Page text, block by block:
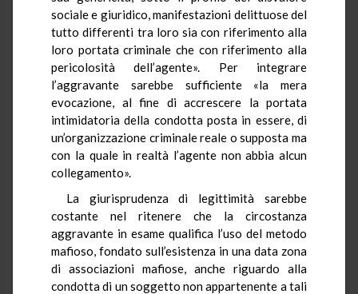
sociale e giuridico, manifestazioni delittuose del
tutto differenti tra loro sia con riferimento alla
loro portata criminale che con riferimento alla
pericolosità dell’agente». Per integrare
l’aggravante sarebbe sufficiente «la mera
evocazione, al fine di accrescere la portata
intimidatoria della condotta posta in essere, di
un’organizzazione criminale reale o supposta ma
con la quale in realtà l’agente non abbia alcun
collegamento».
La giurisprudenza di legittimità sarebbe
costante nel ritenere che la circostanza
aggravante in esame qualifica l’uso del metodo
mafioso, fondato sull’esistenza in una data zona
di associazioni mafiose, anche riguardo alla
condotta di un soggetto non appartenente a tali